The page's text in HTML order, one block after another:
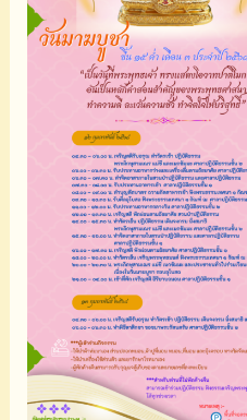
ใน
วัน
๒๕๖๘